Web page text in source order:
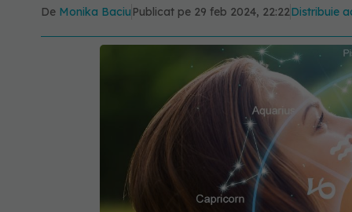
De Monika Baciu Publicat pe 29 feb 2024, 22:22Distribuie